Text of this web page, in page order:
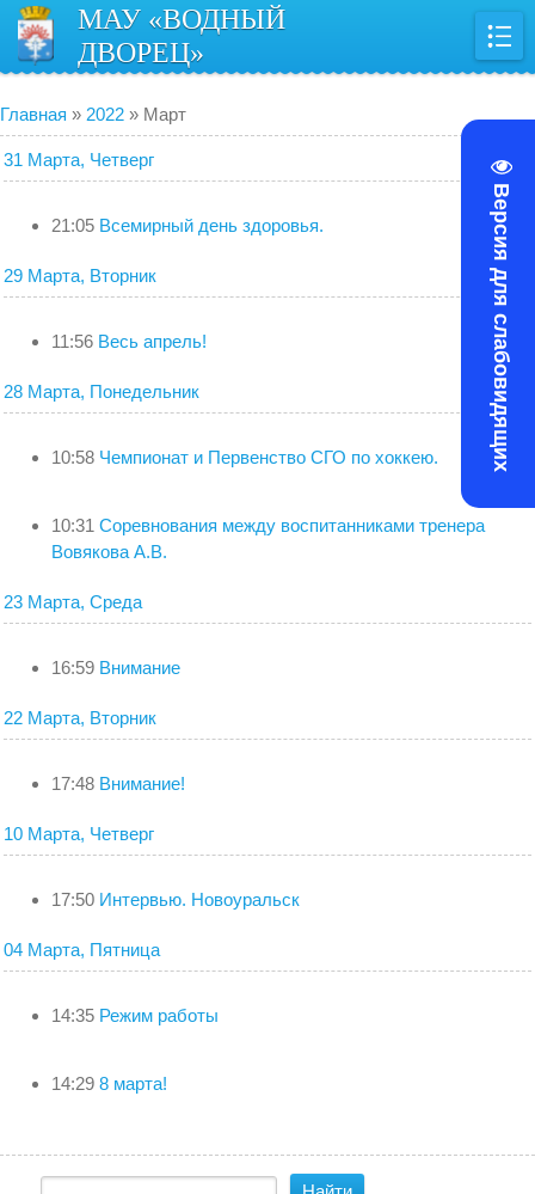
Версия для слабовидящих
МАУ «ВОДНЫЙ
ДВОРЕЦ»
Главная » 2022 » Март
31 Марта, Четверг
21:05 Всемирный день здоровья.
29 Марта, Вторник
11:56 Весь апрель!
28 Марта, Понедельник
10:58 Чемпионат и Первенство СГО по хоккею.
10:31 Соревнования между воспитанниками тренера
Вовякова А.В.
23 Марта, Среда
16:59 Внимание
22 Марта, Вторник
17:48 Внимание!
10 Марта, Четверг
17:50 Интервью. Новоуральск
04 Марта, Пятница
14:35 Режим работы
14:29 8 марта!